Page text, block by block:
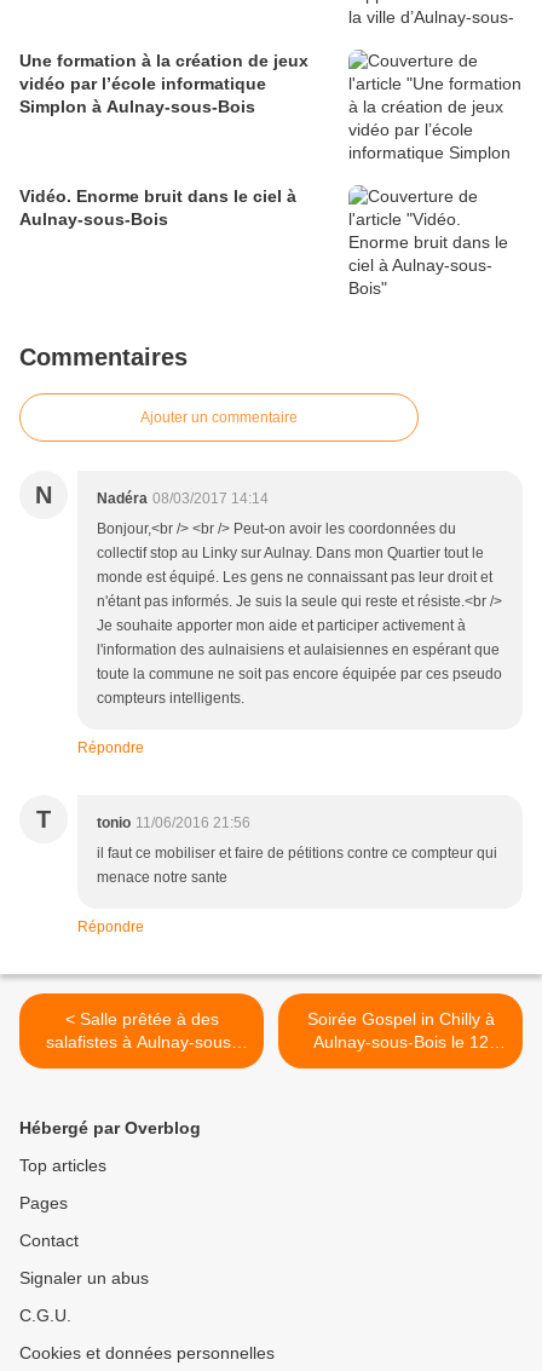
Une formation à la création de jeux
vidéo par l’école informatique
Simplon à Aulnay-sous-Bois
Vidéo. Enorme bruit dans le ciel à
Aulnay-sous-Bois
Commentaires
Ajouter un commentaire
N Nadéra 08/03/2017 14:14
Bonjour,<br /> <br /> Peut-on avoir les coordonnées du
collectif stop au Linky sur Aulnay. Dans mon Quartier tout le
monde est équipé. Les gens ne connaissant pas leur droit et
n'étant pas informés. Je suis la seule qui reste et résiste.<br />
Je souhaite apporter mon aide et participer activement à
l'information des aulnaisiens et aulaisiennes en espérant que
toute la commune ne soit pas encore équipée par ces pseudo
compteurs intelligents.
Répondre
T tonio 11/06/2016 21:56
il faut ce mobiliser et faire de pétitions contre ce compteur qui
menace notre sante
Répondre
< Salle prêtée à des
salafistes à Aulnay-sous-
Bois : le maire Bruno
Soirée Gospel in Chilly à
Aulnay-sous-Bois le 12
mars 2016 >
Hébergé par Overblog
Top articles
Pages
Contact
Signaler un abus
C.G.U.
Cookies et données personnelles